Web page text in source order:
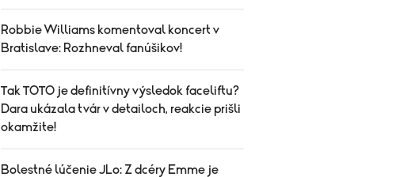
Robbie Williams komentoval koncert v
Bratislave: Rozhneval fanúšikov!
Tak TOTO je definitívny výsledok faceliftu?
Dara ukázala tvár v detailoch, reakcie prišli
okamžite!
Bolestné lúčenie JLo: Z dcéry Emme je